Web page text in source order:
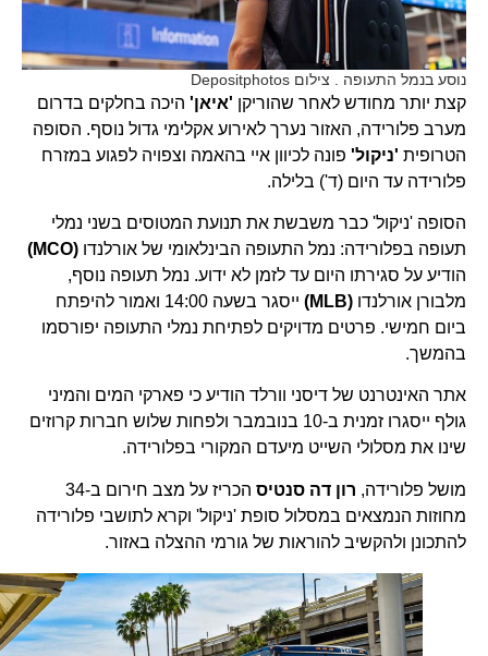
נוסע בנמל התעופה . צילום Depositphotos
קצת יותר מחודש לאחר שהוריקן'איאן'היכה בחלקים בדרום
מערב פלורידה, האזור נערך לאירוע אקלימי גדול נוסף. הסופה
הטרופית'ניקול'פונה לכיוון איי בהאמה וצפויה לפגוע במזרח
פלורידה עד היום (ד') בלילה.
הסופה 'ניקול' כבר משבשת את תנועת המטוסים בשני נמלי
תעופה בפלורידה: נמל התעופה הבינלאומי של אורלנדו(MCO)
הודיע על סגירתו היום עד לזמן לא ידוע. נמל תעופה נוסף,
מלבורן אורלנדו(MLB)
ייסגר בשעה 14:00 ואמור להיפתח
ביום חמישי. פרטים מדויקים לפתיחת נמלי התעופה יפורסמו
בהמשך.
אתר האינטרנט של דיסני וורלד הודיע כי פארקי המים והמיני
גולף ייסגרו זמנית ב-10 בנובמבר ולפחות שלוש חברות קרוזים
שינו את מסלולי השייט מיעדם המקורי בפלורידה.
מושל פלורידה,רון דה סנטיס
הכריז על מצב חירום ב-34
מחוזות הנמצאים במסלול סופת 'ניקול' וקרא לתושבי פלורידה
להתכונן ולהקשיב להוראות של גורמי ההצלה באזור.